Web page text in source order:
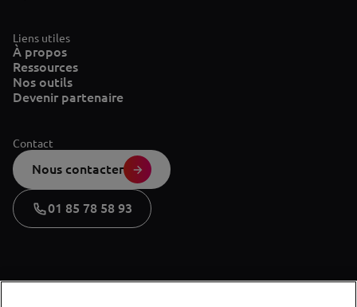
Liens utiles
À propos
Ressources
Nos outils
Devenir partenaire
Contact
Nous contacter
01 85 78 58 93